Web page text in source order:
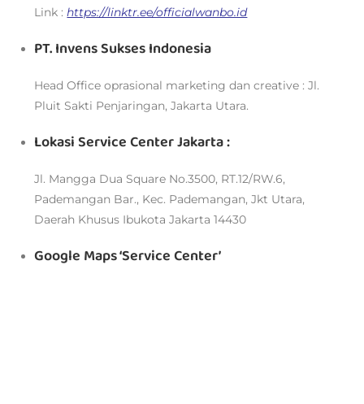
Link :https://linktr.ee/officialwanbo.id
PT. Invens Sukses Indonesia
Head Office oprasional marketing dan creative : Jl.
Pluit Sakti Penjaringan, Jakarta Utara.
Lokasi Service Center Jakarta :
Jl. Mangga Dua Square No.3500, RT.12/RW.6,
Pademangan Bar., Kec. Pademangan, Jkt Utara,
Daerah Khusus Ibukota Jakarta 14430
Google Maps ‘Service Center’